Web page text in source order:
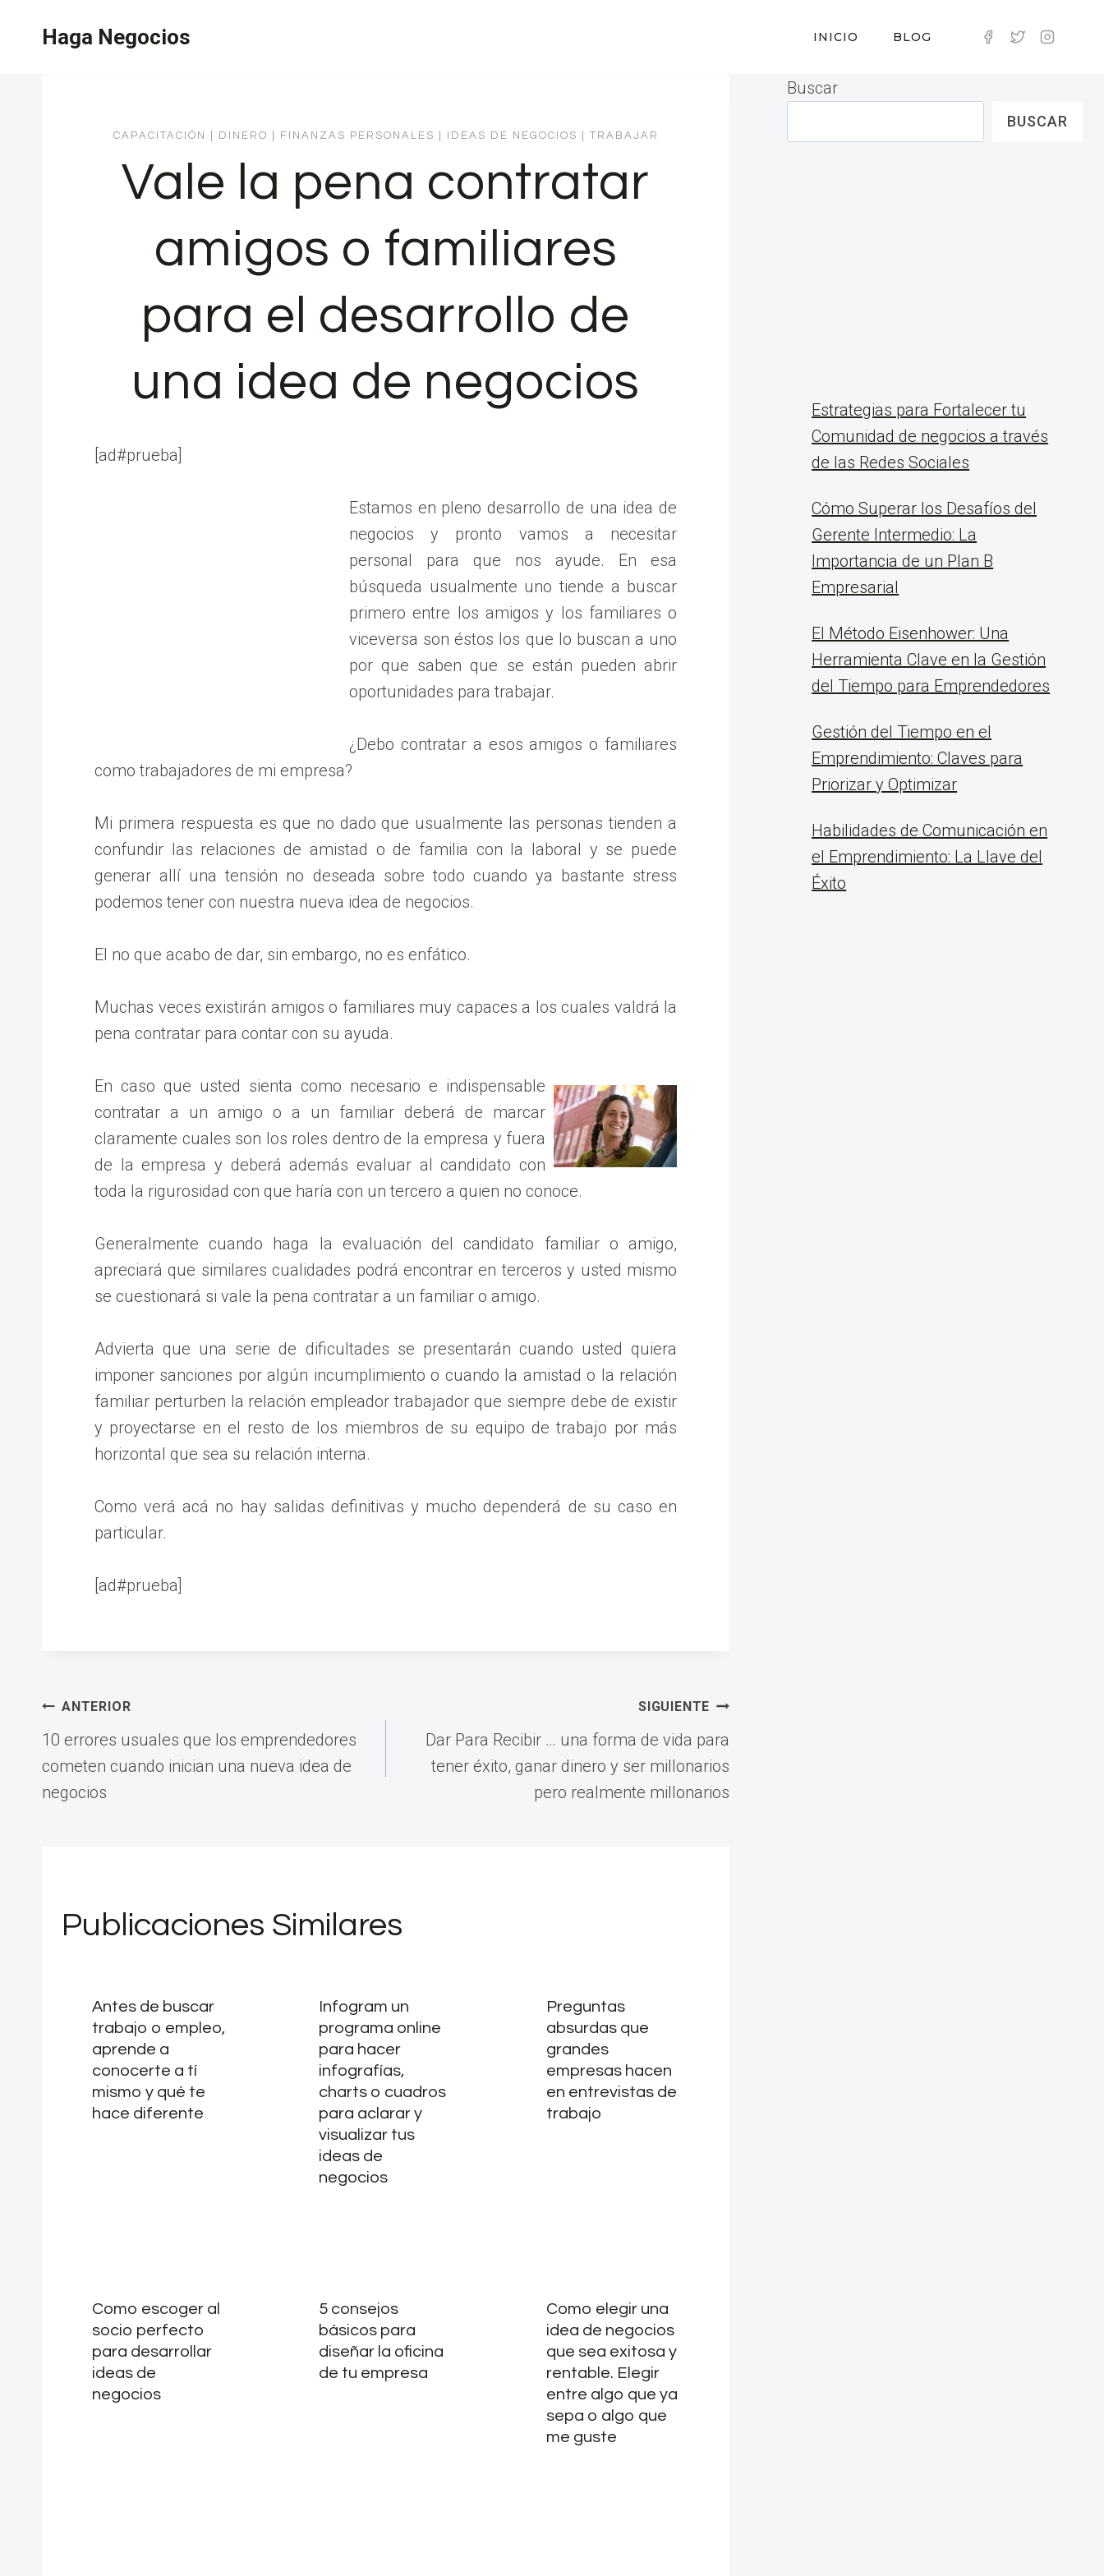
Haga Negocios INICIO BLOG
CAPACITACIÓN DINERO FINANZAS PERSONALES IDEAS DE NEGOCIOS TRABAJAR
Vale la pena contratar
amigos o familiares
para el desarrollo de
una idea de negocios
[ad#prueba]
Estamos en pleno desarrollo de una idea de
negocios y pronto vamos a necesitar
personal para que nos ayude. En esa
búsqueda usualmente uno tiende a buscar
primero entre los amigos y los familiares o
viceversa son éstos los que lo buscan a uno
por que saben que se están pueden abrir
oportunidades para trabajar.
¿Debo contratar a esos amigos o familiares
como trabajadores de mi empresa?
Mi primera respuesta es que no dado que usualmente las personas tienden a
confundir las relaciones de amistad o de familia con la laboral y se puede
generar allí una tensión no deseada sobre todo cuando ya bastante stress
podemos tener con nuestra nueva idea de negocios.
El no que acabo de dar, sin embargo, no es enfático.
Muchas veces existirán amigos o familiares muy capaces a los cuales valdrá la
pena contratar para contar con su ayuda.
En caso que usted sienta como necesario e indispensable
contratar a un amigo o a un familiar deberá de marcar
claramente cuales son los roles dentro de la empresa y fuera
de la empresa y deberá además evaluar al candidato con
toda la rigurosidad con que haría con un tercero a quien no conoce.
Generalmente cuando haga la evaluación del candidato familiar o amigo,
apreciará que similares cualidades podrá encontrar en terceros y usted mismo
se cuestionará si vale la pena contratar a un familiar o amigo.
Advierta que una serie de dificultades se presentarán cuando usted quiera
imponer sanciones por algún incumplimiento o cuando la amistad o la relación
familiar perturben la relación empleador trabajador que siempre debe de existir
y proyectarse en el resto de los miembros de su equipo de trabajo por más
horizontal que sea su relación interna.
Como verá acá no hay salidas definitivas y mucho dependerá de su caso en
particular.
[ad#prueba]
Navegación
de
ANTERIOR
10 errores usuales que los emprendedores
cometen cuando inician una nueva idea de
negocios
SIGUIENTE
Dar Para Recibir … una forma de vida para
tener éxito, ganar dinero y ser millonarios
pero realmente millonarios
Publicaciones Similares
Antes de buscar
trabajo o empleo,
aprende a
conocerte a tí
mismo y qué te
hace diferente
Infogram un
programa online
para hacer
infografías,
charts o cuadros
para aclarar y
visualizar tus
ideas de
negocios
Preguntas
absurdas que
grandes
empresas hacen
en entrevistas de
trabajo
Como escoger al
socio perfecto
para desarrollar
ideas de
negocios
5 consejos
básicos para
diseñar la oficina
de tu empresa
Como elegir una
idea de negocios
que sea exitosa y
rentable. Elegir
entre algo que ya
sepa o algo que
me guste
Buscar
BUSCAR
Estrategias para Fortalecer tu
Comunidad de negocios a través
de las Redes Sociales
Cómo Superar los Desafíos del
Gerente Intermedio: La
Importancia de un Plan B
Empresarial
El Método Eisenhower: Una
Herramienta Clave en la Gestión
del Tiempo para Emprendedores
Gestión del Tiempo en el
Emprendimiento: Claves para
Priorizar y Optimizar
Habilidades de Comunicación en
el Emprendimiento: La Llave del
Éxito